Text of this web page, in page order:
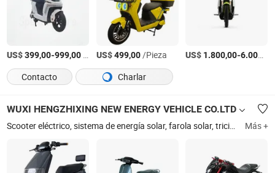
US$399,00-999,00 US$499,00/Pieza US$ 1.800,00-6.000,00
Contacto
Charlar
WUXI HENGZHIXING NEW ENERGY VEHICLE CO.LTD
Scooter eléctrico, sistema de energía solar, farola solar, triciclo eléctrico, motocicleta eléctrica, bicicleta eléctrica, cargador, controlador, motor Más +